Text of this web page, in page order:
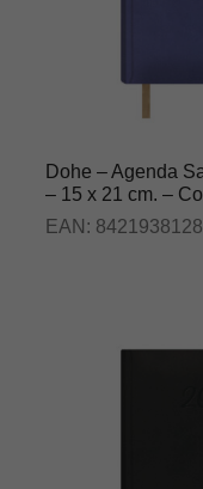
Dohe – Agenda
– 15 x 21 cm. –
EAN: